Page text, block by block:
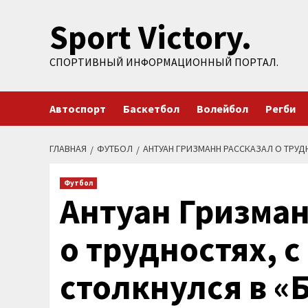
содержимомуSport Victory.
СПОРТИВНЫЙ ИНФОРМАЦИОННЫЙ ПОРТАЛ.
Автоспорт Баскетбол Волейбол Регби
ГЛАВНАЯ ФУТБОЛ АНТУАН ГРИЗМАНН РАССКАЗАЛ О
Футбол
Антуан
о трудностях,
столкнулся в